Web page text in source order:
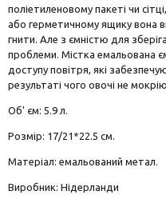
поліетиленовому пакеті чи
або герметичному ящику вона
гнити. Але з ємністю для
проблеми. Містка емальована
доступу повітря, які
результаті чого овочі не
Об' єм: 5.9 л.
Розмір: 17/21*22.5 см.
Матеріал: емальований метал.
Виробник: Нідерланди